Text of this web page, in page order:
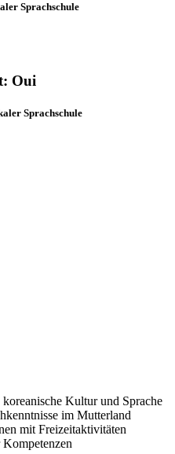
Sprachschule
Oui
Sprachschule
Kultur und Sprache
im Mutterland
mit Freizeitaktivitäten